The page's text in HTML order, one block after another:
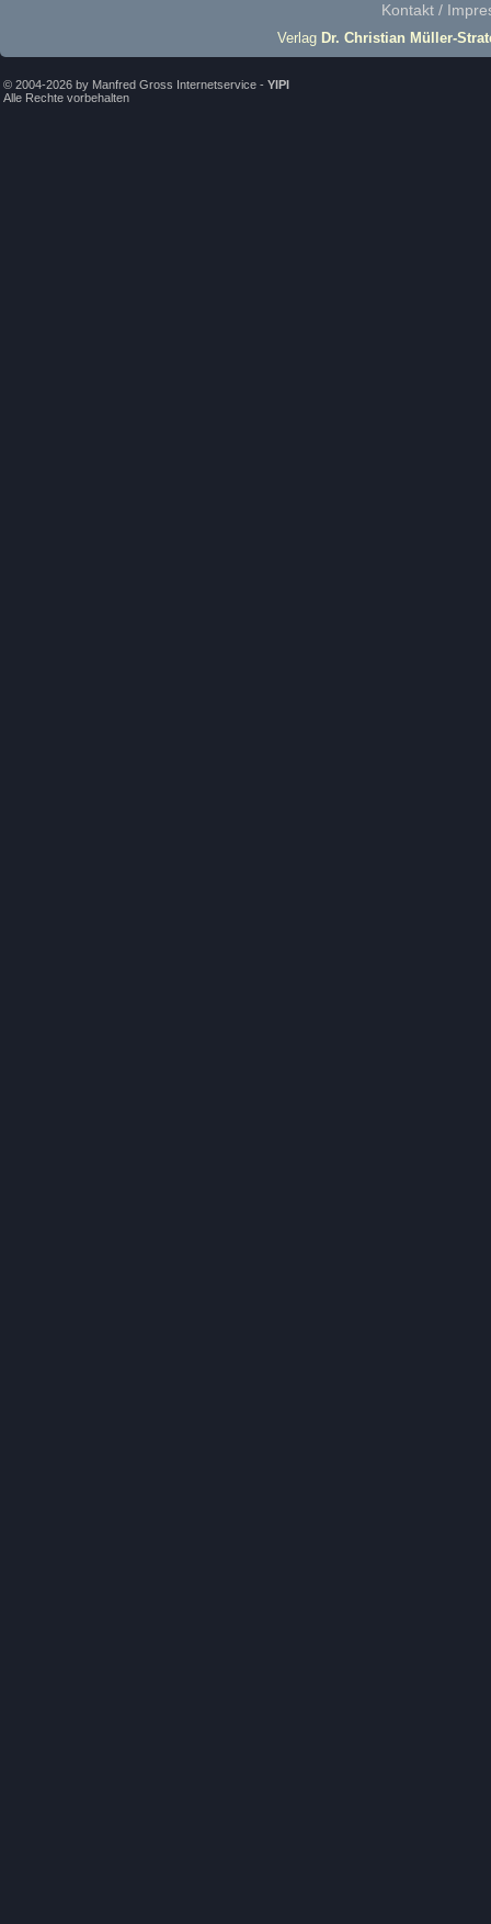
Kontakt /
Verlag Dr. Christian Müller-
© 2004-2026 by Manfred Gross Internetservice - YIPI
Alle Rechte vorbehalten